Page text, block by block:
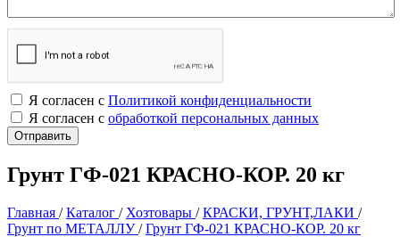
Я согласен с Политикой конфиденциальности
Я согласен с обработкой персональных данных
Грунт ГФ-021 КРАСНО-КОР. 20 кг
Главная /Каталог / Хозтовары /КРАСКИ, ГРУНТ,ЛАКИ /
Грунт по МЕТАЛЛУ/Грунт ГФ-021 КРАСНО-КОР. 20 кг